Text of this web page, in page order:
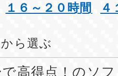
１６～２０時間 ４
ら選ぶ
高得点！のソ